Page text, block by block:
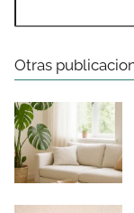
Otras